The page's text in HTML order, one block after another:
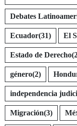
Debates
Ecuador(31) El
Estado de Derecho
género(2)
independencia
Migración(3)